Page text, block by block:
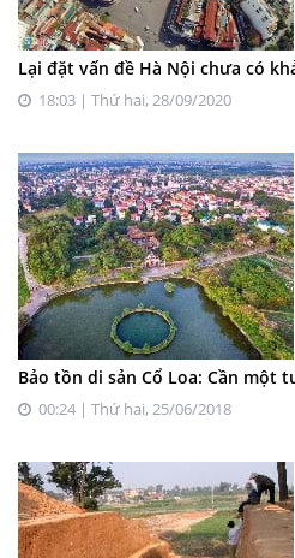
Lại đặt vấn đề Hà Nội chưa có
18:03 | Thứ hai, 28/09/2020
Bảo tồn di sản Cổ Loa: Cần một
00:24 | Thứ hai, 25/06/2018